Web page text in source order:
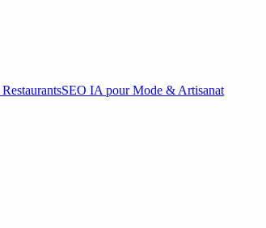
SEO IA pour Mode & Artisanat